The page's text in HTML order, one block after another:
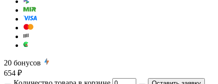
20 бонусов
654 ₽